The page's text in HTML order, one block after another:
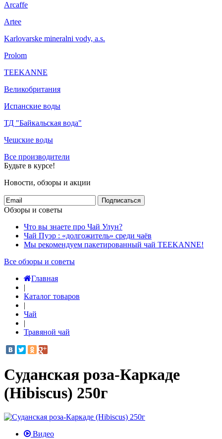
Arcaffe
Artee
Karlovarske mineralni vody, a.s.
Prolom
TEEKANNE
Великобритания
Испанские воды
ТД "Байкальская вода"
Чешские воды
Все производители
Будьте в курсе!
Новости, обзоры и акции
Подписаться
Обзоры и советы
Что вы знаете про Чай Улун?
Чай Пуэр : «долгожитель» среди чаёв
Мы рекомендуем пакетированный чай TEEKANNE!
Все обзоры и советы
Главная
|
Каталог товаров
|
Чай
|
Травяной чай
Cуданская роза-Каркаде
(Hibiscus) 250г
Видео